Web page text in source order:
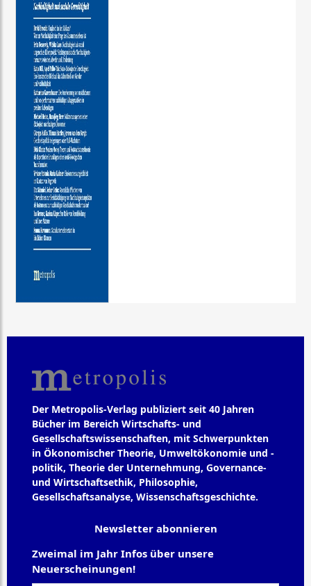
Der Metropolis-Verlag publiziert seit 40 Jahren
Bücher im Bereich Wirtschafts- und
Gesellschaftswissenschaften, mit Schwerpunkten
in Ökonomischer Theorie, Umweltökonomie und -
politik, Theorie der Unternehmung, Governance-
und Wirtschaftsethik, Philosophie,
Gesellschaftsanalyse, Wissenschaftsgeschichte.
Newsletter abonnieren
Zweimal im Jahr Infos über unsere
Neuerscheinungen!